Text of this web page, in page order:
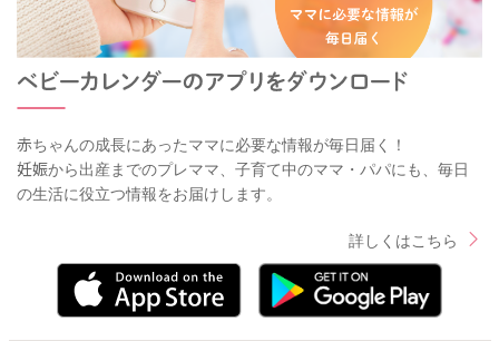
赤ちゃんの成長にあったママに必要な情報が毎日届く！
妊娠から出産までのプレママ、子育て中のママ・パパにも、毎日
の生活に役立つ情報をお届けします。
詳しくはこちら